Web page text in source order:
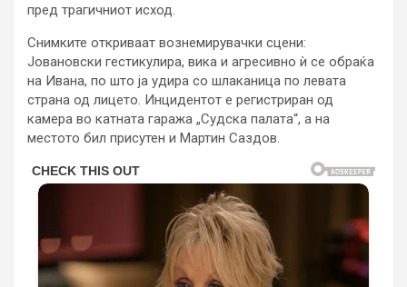
пред трагичниот исход.
Снимките откриваат вознемирувачки сцени:
Јовановски гестикулира, вика и агресивно ѝ се обраќа
на Ивана, по што ја удира со шлаканица по левата
страна од лицето. Инцидентот е регистриран од
камера во катната гаража „Судска палата“, а на
местото бил присутен и Мартин Саздов.